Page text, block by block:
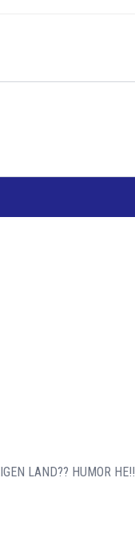
LAND?? HUMOR HE!!